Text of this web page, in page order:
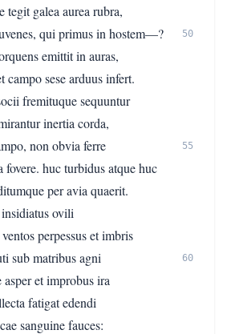
tegit galea aurea rubra,
qui primus in hostem—?
50
emittit in auras,
sese arduus infert.
fremituque sequuntur
inertia corda,
non obvia ferre
55
fovere. huc turbidus atque huc
per avia quaerit.
ovili
perpessus et imbris
sub matribus agni
60
et improbus ira
fatigat edendi
sanguine fauces: